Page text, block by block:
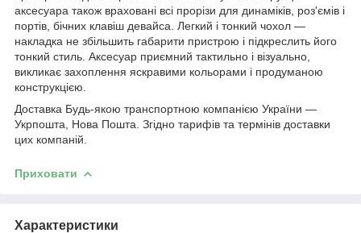
аксесуара також враховані всі прорізи для динаміків, роз'ємів і
портів, бічних клавіш девайса. Легкий і тонкий чохол ―
накладка не збільшить габарити пристрою і підкреслить його
тонкий стиль. Аксесуар приємний тактильно і візуально,
викликає захоплення яскравими кольорами і продуманою
конструкцією.
Доставка Будь-якою транспортною компанією України ―
Укрпошта, Нова Пошта. Згідно тарифів та термінів доставки
цих компаній.
Приховати
Характеристики